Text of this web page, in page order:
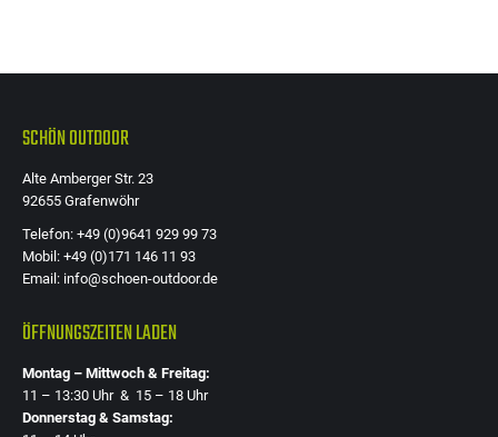
auf
SCHÖN OUTDOOR
Alte Amberger Str. 23
92655 Grafenwöhr
Telefon: +49 (0)9641 929 99 73
Mobil: +49 (0)171 146 11 93
Email: info@schoen-outdoor.de
ÖFFNUNGSZEITEN LADEN
Montag – Mittwoch & Freitag:
11 – 13:30 Uhr & 15 – 18 Uhr
Donnerstag & Samstag: